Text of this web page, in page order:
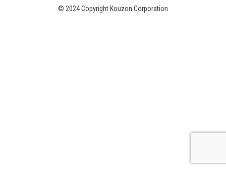
© 2024 Copyright Kouzon Corporation